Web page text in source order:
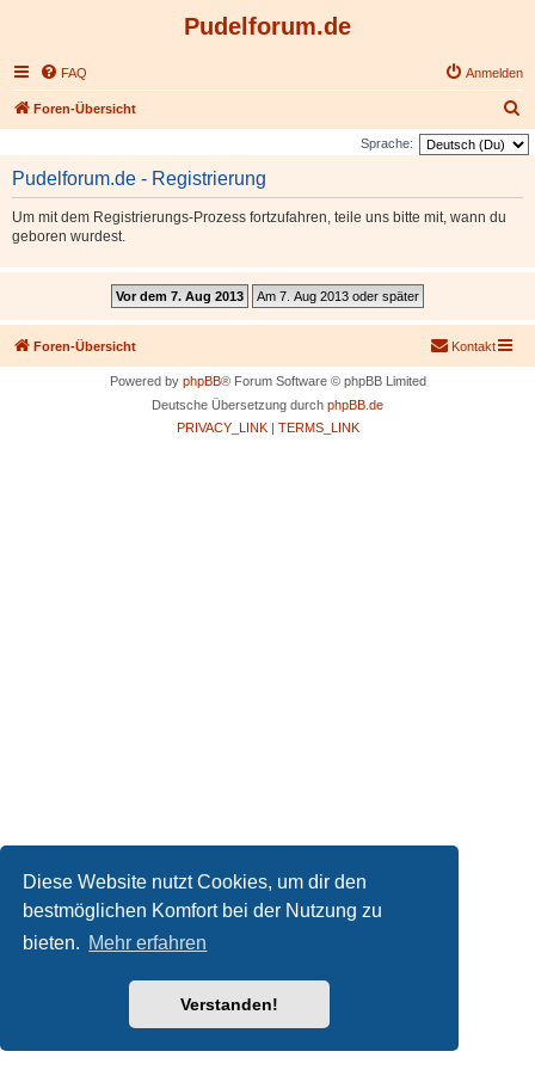
Diese Website nutzt Cookies, um dir den
bestmöglichen Komfort bei der Nutzung zu
bieten. Mehr erfahren
Verstanden!
Pudelforum.de
FAQ Anmelden
Foren-Übersicht
u
Sprache:
Pudelforum.de - Registrierung
Um mit dem Registrierungs-Prozess fortzufahren, teile uns bitte mit, wann du
geboren wurdest.
Foren-Übersicht Kontakt
Powered by phpBB® Forum Software © phpBB Limited
Deutsche Übersetzung durch phpBB.de
PRIVACY_LINK| TERMS_LINK